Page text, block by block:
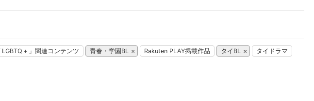
LGBTQ＋」関連コンテンツ 青春・学園BL Rakuten PLAY掲載作品 タイBL タイドラマ